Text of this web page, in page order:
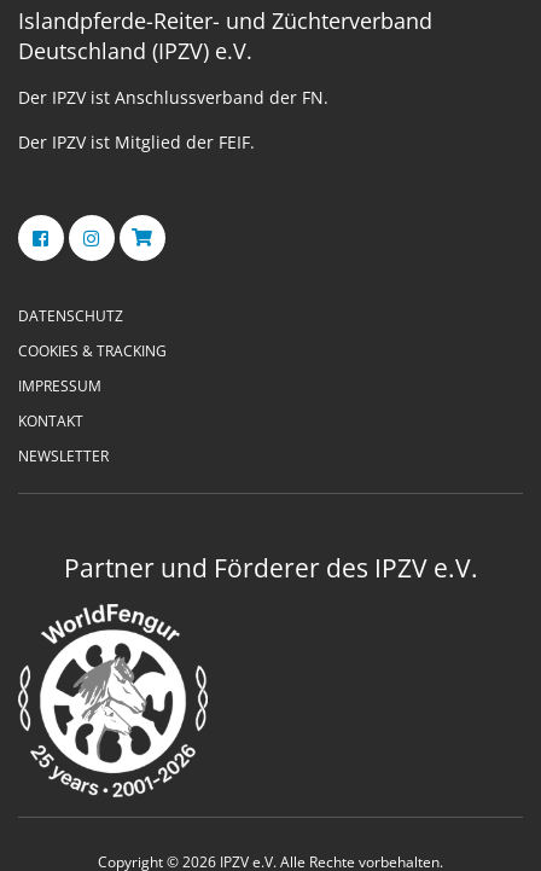
Islandpferde-Reiter- und Züchterverband
Deutschland (IPZV) e.V.
Der IPZV ist Anschlussverband der FN.
Der IPZV ist Mitglied der FEIF.
DATENSCHUTZ
COOKIES & TRACKING
IMPRESSUM
KONTAKT
NEWSLETTER
Partner und Förderer des IPZV e.V.
Copyright © 2026 IPZV e.V. Alle Rechte vorbehalten.